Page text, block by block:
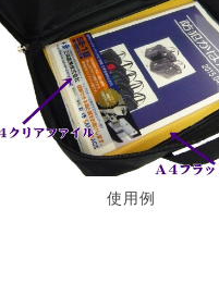
使用例